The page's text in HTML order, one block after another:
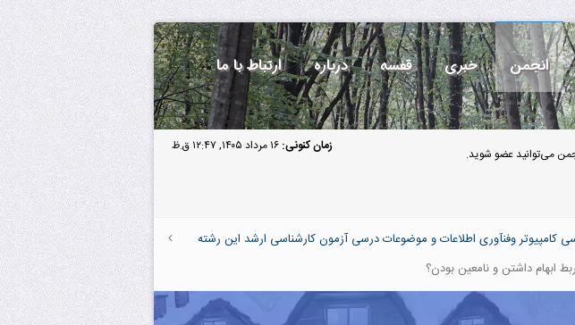
انجمن خبری قفسه درباره ارتباط با ما
زمان کنونی: ۱۶ مرداد ۱۴۰۵, ۱۲:۴۷ ق.ظ
می‌توانید عضو شوید.
وفنآوری اطلاعات و موضوعات درسی آزمون کارشناسی ارشد این رشته
ربط ابهام داشتن و نامعین بودن؟